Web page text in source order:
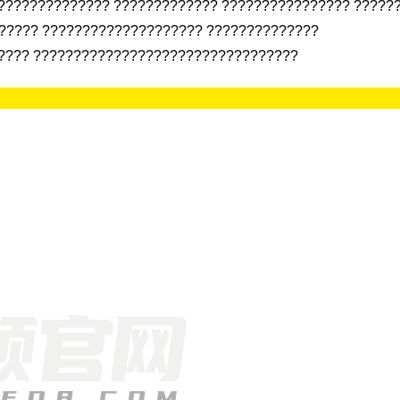
????????????? ????????????????
???????????????????? ??????????????
?????????????????????????????????